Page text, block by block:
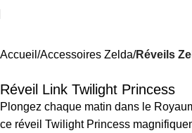
Accueil Accessoires Zelda Réveils
Réveil Link Twilight Princess
Plongez chaque matin dans le
ce réveil Twilight Princess